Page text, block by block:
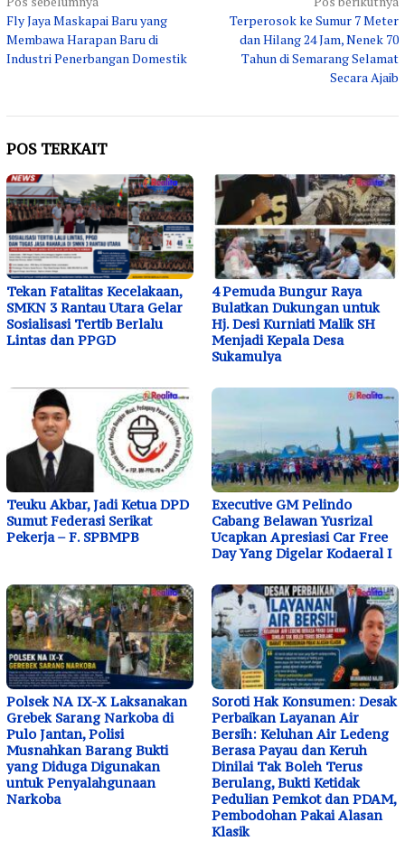
pos
Fly Jaya Maskapai Baru yang
Membawa Harapan Baru di
Industri Penerbangan Domestik
Terperosok ke Sumur 7 Meter
dan Hilang 24 Jam, Nenek 70
Tahun di Semarang Selamat
Secara Ajaib
POS TERKAIT
Tekan Fatalitas Kecelakaan,
SMKN 3 Rantau Utara Gelar
Sosialisasi Tertib Berlalu
Lintas dan PPGD
4 Pemuda Bungur Raya
Bulatkan Dukungan untuk
Hj. Desi Kurniati Malik SH
Menjadi Kepala Desa
Sukamulya
Teuku Akbar, Jadi Ketua DPD
Sumut Federasi Serikat
Pekerja – F. SPBMPB
Executive GM Pelindo
Cabang Belawan Yusrizal
Ucapkan Apresiasi Car Free
Day Yang Digelar Kodaeral I
Polsek NA IX-X Laksanakan
Grebek Sarang Narkoba di
Pulo Jantan, Polisi
Musnahkan Barang Bukti
yang Diduga Digunakan
untuk Penyalahgunaan
Narkoba
Soroti Hak Konsumen: Desak
Perbaikan Layanan Air
Bersih: Keluhan Air Ledeng
Berasa Payau dan Keruh
Dinilai Tak Boleh Terus
Berulang, Bukti Ketidak
Pedulian Pemkot dan PDAM,
Pembodohan Pakai Alasan
Klasik